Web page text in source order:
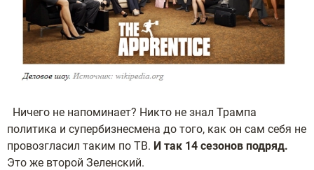
Ничего не напоминает? Никто не знал Трампа
политика и супербизнесмена до того, как он сам себя не
провозгласил таким по ТВ. И так 14 сезонов подряд.
Это же второй Зеленский.